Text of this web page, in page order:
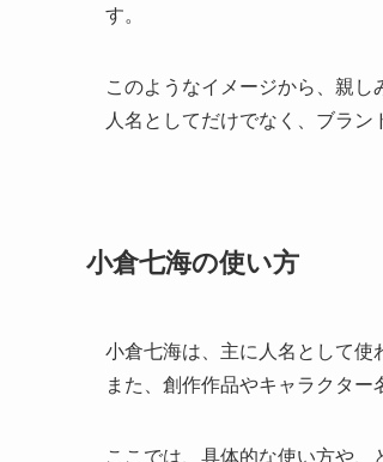
す。
このようなイメージから、親し
人名としてだけでなく、ブラ
小倉七海の使い方
小倉七海は、主に人名として使
また、創作作品やキャラクター
ここでは、具体的な使い方や、